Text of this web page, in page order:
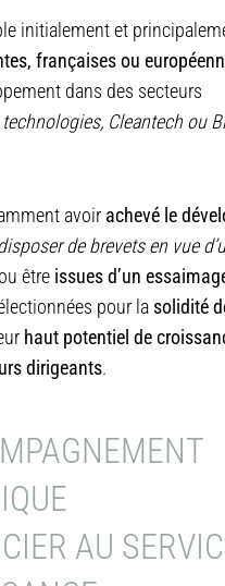
initialement et
françaises ou
dans des secteurs
Cleantech ou
avoir achevé le
de brevets en vue
être issues d’un
pour la solidité
haut potentiel de
dirigeants.
AU